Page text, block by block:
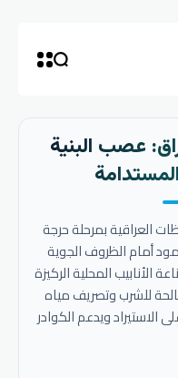
عصب البنية
العراقية بمرحلة حرجة
أمام الظروف الجوية
الأنابيب المحلية الركيزة
للشرب وتصريف مياه
الاستيراد ويدعم الكوادر